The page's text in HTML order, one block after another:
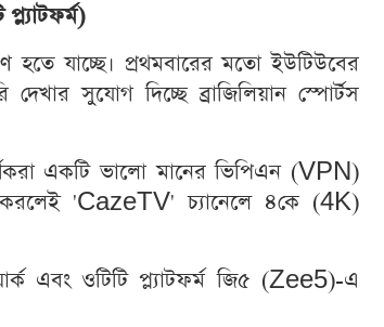
হতে যাচ্ছে। প্রথমবারের মতো ইউটিউবের
দেখার সুযোগ দিচ্ছে ব্রাজিলিয়ান স্পোর্টস
একটি ভালো মানের ভিপিএন (VPN)
করলেই 'CazeTV' চ্যানেলে ৪কে (4K)
এবং ওটিটি প্ল্যাটফর্ম জি৫ (Zee5)-এ